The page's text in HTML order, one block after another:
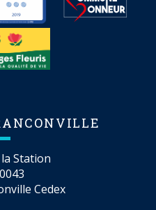
Station
Cedex